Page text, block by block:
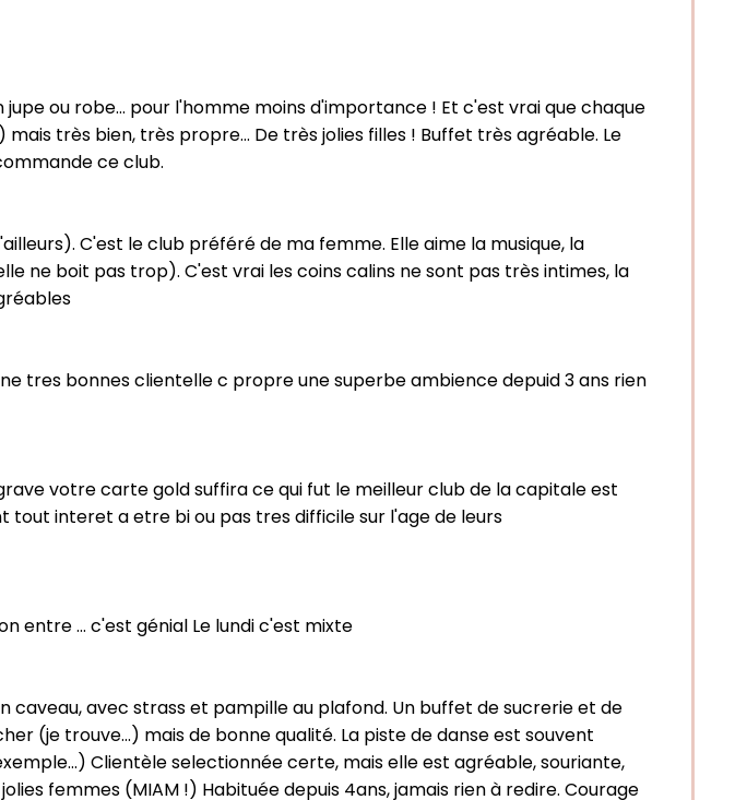
ou robe... pour l'homme moins d'importance ! Et c'est vrai que chaque
très bien, très propre... De très jolies filles ! Buffet très agréable. Le
ce club.
C'est le club préféré de ma femme. Elle aime la musique, la
ne boit pas trop). C'est vrai les coins calins ne sont pas très intimes, la
tres bonnes clientelle c propre une superbe ambience depuid 3 ans rien
votre carte gold suffira ce qui fut le meilleur club de la capitale est
tout interet a etre bi ou pas tres difficile sur l'age de leurs
entre ... c'est génial Le lundi c'est mixte
avec strass et pampille au plafond. Un buffet de sucrerie et de
(je trouve...) mais de bonne qualité. La piste de danse est souvent
Clientèle selectionnée certe, mais elle est agréable, souriante,
femmes (MIAM !) Habituée depuis 4ans, jamais rien à redire. Courage